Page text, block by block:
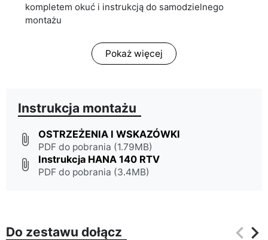
kompletem okuć i instrukcją do samodzielnego
montażu
Pokaż więcej
Instrukcja montażu
attach_file OSTRZEŻENIA I WSKAZÓWKI
PDF do pobrania (1.79MB)
attach_file Instrukcja HANA 140 RTV
PDF do pobrania (3.4MB)
Do zestawu dołącz keyboard_arrow_left
keyboard_arrow_right